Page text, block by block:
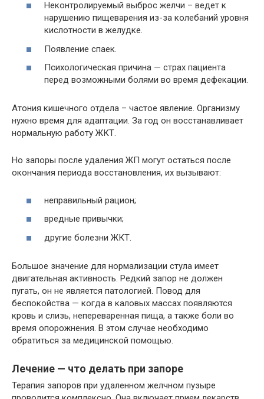
Неконтролируемый выброс желчи – ведет к
нарушению пищеварения из-за колебаний уровня
кислотности в желудке.
Появление спаек.
Психологическая причина — страх пациента
перед возможными болями во время дефекации.
Атония кишечного отдела – частое явление. Организму
нужно время для адаптации. За год он восстанавливает
нормальную работу ЖКТ.
Но запоры после удаления ЖП могут остаться после
окончания периода восстановления, их вызывают:
неправильный рацион;
вредные привычки;
другие болезни ЖКТ.
Большое значение для нормализации стула имеет
двигательная активность. Редкий запор не должен
пугать, он не является патологией. Повод для
беспокойства — когда в каловых массах появляются
кровь и слизь, непереваренная пища, а также боли во
время опорожнения. В этом случае необходимо
обратиться за медицинской помощью.
Лечение — что делать при запоре
Терапия запоров при удаленном желчном пузыре